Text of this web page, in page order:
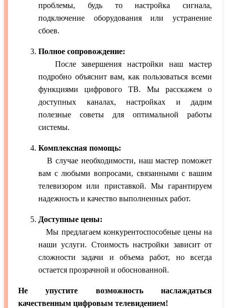
проблемы, будь то настройка сигнала,
подключение оборудования или устранение
сбоев.
Полное сопровождение:
После завершения настройки наш мастер
подробно объяснит вам, как пользоваться всеми
функциями цифрового ТВ. Мы расскажем о
доступных каналах, настройках и дадим
полезные советы для оптимальной работы
системы.
Комплексная помощь:
В случае необходимости, наш мастер поможет
вам с любыми вопросами, связанными с вашим
телевизором или приставкой. Мы гарантируем
надежность и качество выполненных работ.
Доступные цены:
Мы предлагаем конкурентоспособные цены на
наши услуги. Стоимость настройки зависит от
сложности задачи и объема работ, но всегда
остается прозрачной и обоснованной.
Не упустите возможность наслаждаться
качественным цифровым телевидением!